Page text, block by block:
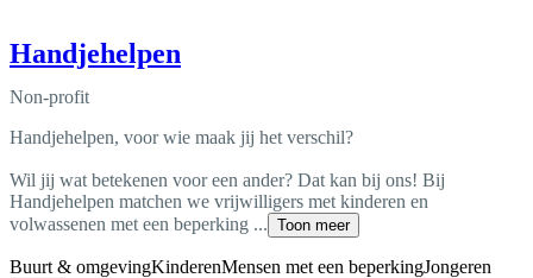
Handjehelpen
Non-profit
Handjehelpen, voor wie maak jij het verschil?
Wil jij wat betekenen voor een ander? Dat kan bij ons! Bij
Handjehelpen matchen we vrijwilligers met kinderen en
volwassenen met een beperking ... Toon meer
Buurt & omgevingKinderenMensen met een beperkingJongeren